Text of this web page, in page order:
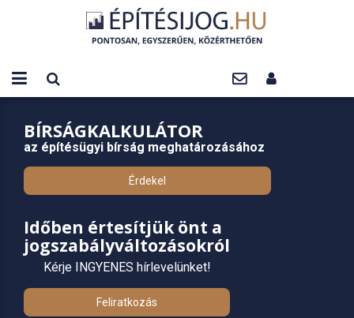
BÍRSÁGKALKULÁTOR
az építésügyi bírság meghatározásához
Érdekel
Időben értesítjük önt a
jogszabályváltozásokról
Kérje INGYENES hírlevelünket!
Feliratkozás